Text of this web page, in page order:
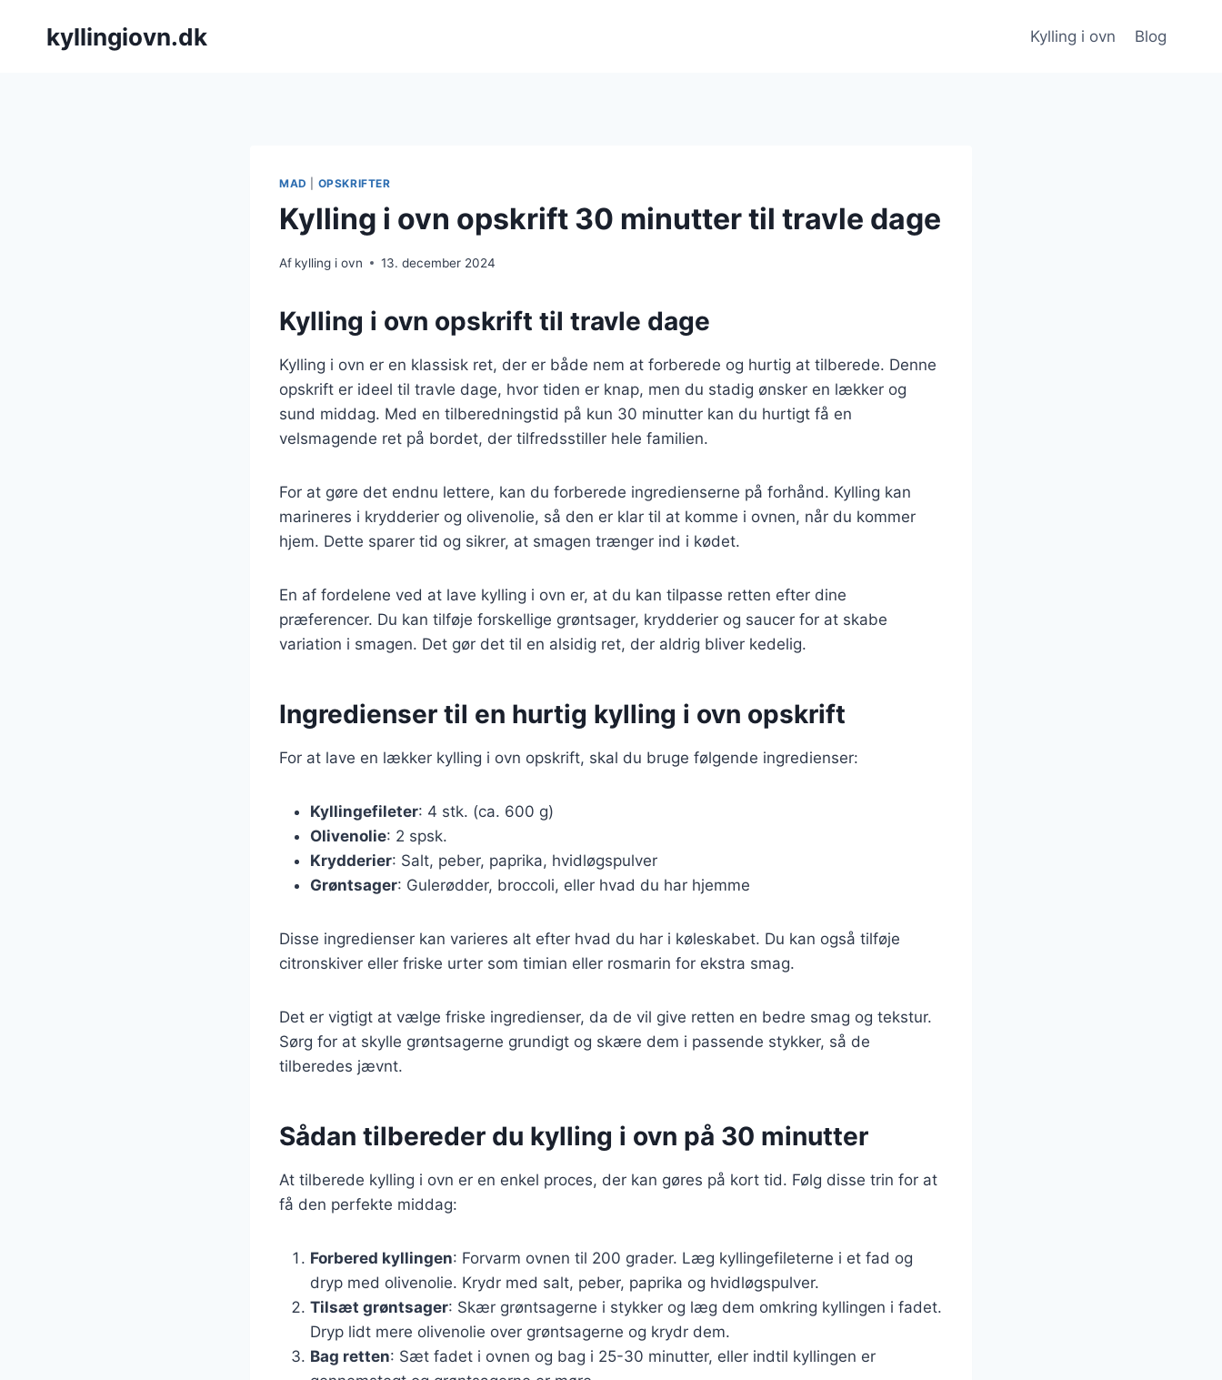
kyllingiovn.dk Kylling i ovn Blog
MAD OPSKRIFTER
Kylling i ovn opskrift 30 minutter til travle dage
Af kylling i ovn 13. december 2024
Kylling i ovn opskrift til travle dage
Kylling i ovn er en klassisk ret, der er både nem at forberede og hurtig at tilberede. Denne
opskrift er ideel til travle dage, hvor tiden er knap, men du stadig ønsker en lækker og
sund middag. Med en tilberedningstid på kun 30 minutter kan du hurtigt få en
velsmagende ret på bordet, der tilfredsstiller hele familien.
For at gøre det endnu lettere, kan du forberede ingredienserne på forhånd. Kylling kan
marineres i krydderier og olivenolie, så den er klar til at komme i ovnen, når du kommer
hjem. Dette sparer tid og sikrer, at smagen trænger ind i kødet.
En af fordelene ved at lave kylling i ovn er, at du kan tilpasse retten efter dine
præferencer. Du kan tilføje forskellige grøntsager, krydderier og saucer for at skabe
variation i smagen. Det gør det til en alsidig ret, der aldrig bliver kedelig.
Ingredienser til en hurtig kylling i ovn opskrift
For at lave en lækker kylling i ovn opskrift, skal du bruge følgende ingredienser:
Kyllingefileter: 4 stk. (ca. 600 g)
Olivenolie: 2 spsk.
Krydderier: Salt, peber, paprika, hvidløgspulver
Grøntsager: Gulerødder, broccoli, eller hvad du har hjemme
Disse ingredienser kan varieres alt efter hvad du har i køleskabet. Du kan også tilføje
citronskiver eller friske urter som timian eller rosmarin for ekstra smag.
Det er vigtigt at vælge friske ingredienser, da de vil give retten en bedre smag og tekstur.
Sørg for at skylle grøntsagerne grundigt og skære dem i passende stykker, så de
tilberedes jævnt.
Sådan tilbereder du kylling i ovn på 30 minutter
At tilberede kylling i ovn er en enkel proces, der kan gøres på kort tid. Følg disse trin for at
få den perfekte middag:
Forbered kyllingen: Forvarm ovnen til 200 grader. Læg kyllingefileterne i et fad og
dryp med olivenolie. Krydr med salt, peber, paprika og hvidløgspulver.
Tilsæt grøntsager: Skær grøntsagerne i stykker og læg dem omkring kyllingen i fadet.
Dryp lidt mere olivenolie over grøntsagerne og krydr dem.
Bag retten: Sæt fadet i ovnen og bag i 25-30 minutter, eller indtil kyllingen er